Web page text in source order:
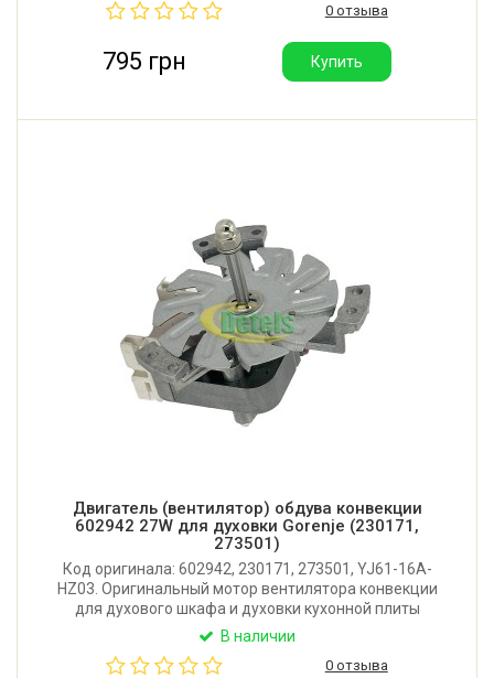
Производитель: FIME (Польша).
0 отзыва
795 грн Купить
Двигатель (вентилятор) обдува конвекции
602942 27W для духовки Gorenje (230171,
273501)
Код оригинала: 602942, 230171, 273501, YJ61-16A-
HZ03. Оригинальный мотор вентилятора конвекции
для духового шкафа и духовки кухонной плиты
Gorenje. Мощность: 27W. Производитель: Hunan Keli
коробочке Gorenje.
В наличии
0 отзыва